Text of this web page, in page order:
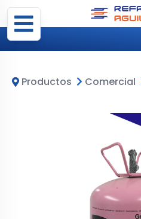
Productos Comercial